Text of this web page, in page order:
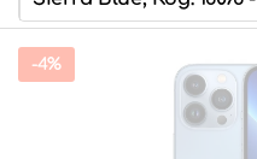
-4%